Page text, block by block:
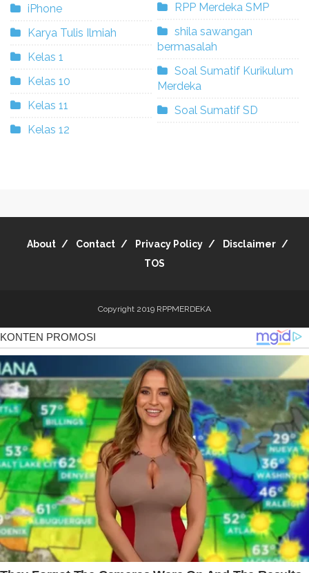
iPhone
Karya Tulis Ilmiah
Kelas 1
Kelas 10
Kelas 11
Kelas 12
RPP Merdeka SMP
shila sawangan
bermasalah
Soal Sumatif Kurikulum
Merdeka
Soal Sumatif SD
About Contact Privacy Policy
Disclaimer
TOS
Copyright 2019 RPPMERDEKA